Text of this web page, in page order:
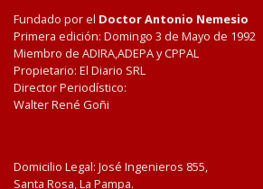
Fundado por el Doctor Antonio Nemesio
Primera edición: Domingo 3 de Mayo de 1992
Miembro de ADIRA,ADEPA y CPPAL
Propietario: El Diario SRL
Director Periodístico:
Walter René Goñi
Domicilio Legal: José Ingenieros 855,
Santa Rosa, La Pampa.